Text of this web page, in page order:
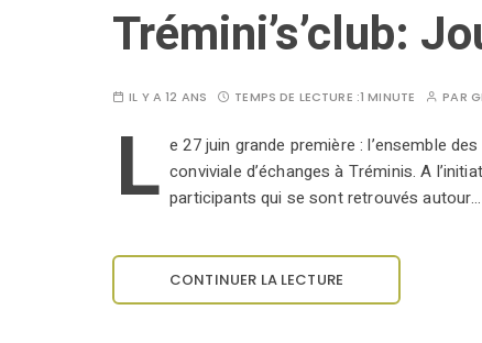
Trémini’s’club:
IL Y A 12 ANS TEMPS DE LECTURE :1 MINUTE PAR
L e 27 juin grande première : l’ensemble
conviviale d’échanges à Tréminis. A
participants qui se sont retrouvés autour…
CONTINUER LA LECTURE